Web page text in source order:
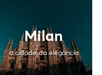
Milan
a cidade da elegância